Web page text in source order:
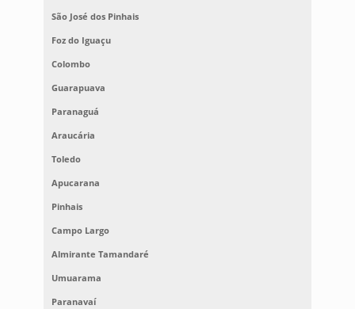
São José dos Pinhais
Foz do Iguaçu
Colombo
Guarapuava
Paranaguá
Araucária
Toledo
Apucarana
Pinhais
Campo Largo
Almirante Tamandaré
Umuarama
Paranavaí